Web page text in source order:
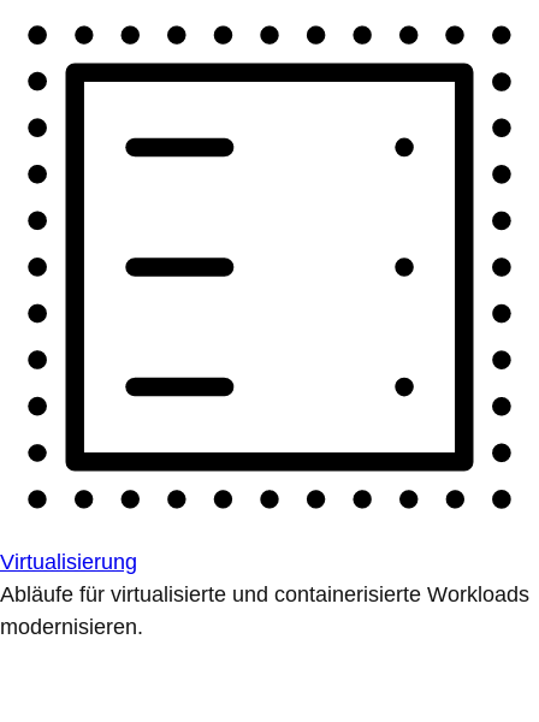
Virtualisierung
Abläufe für virtualisierte und containerisierte Workloads
modernisieren.